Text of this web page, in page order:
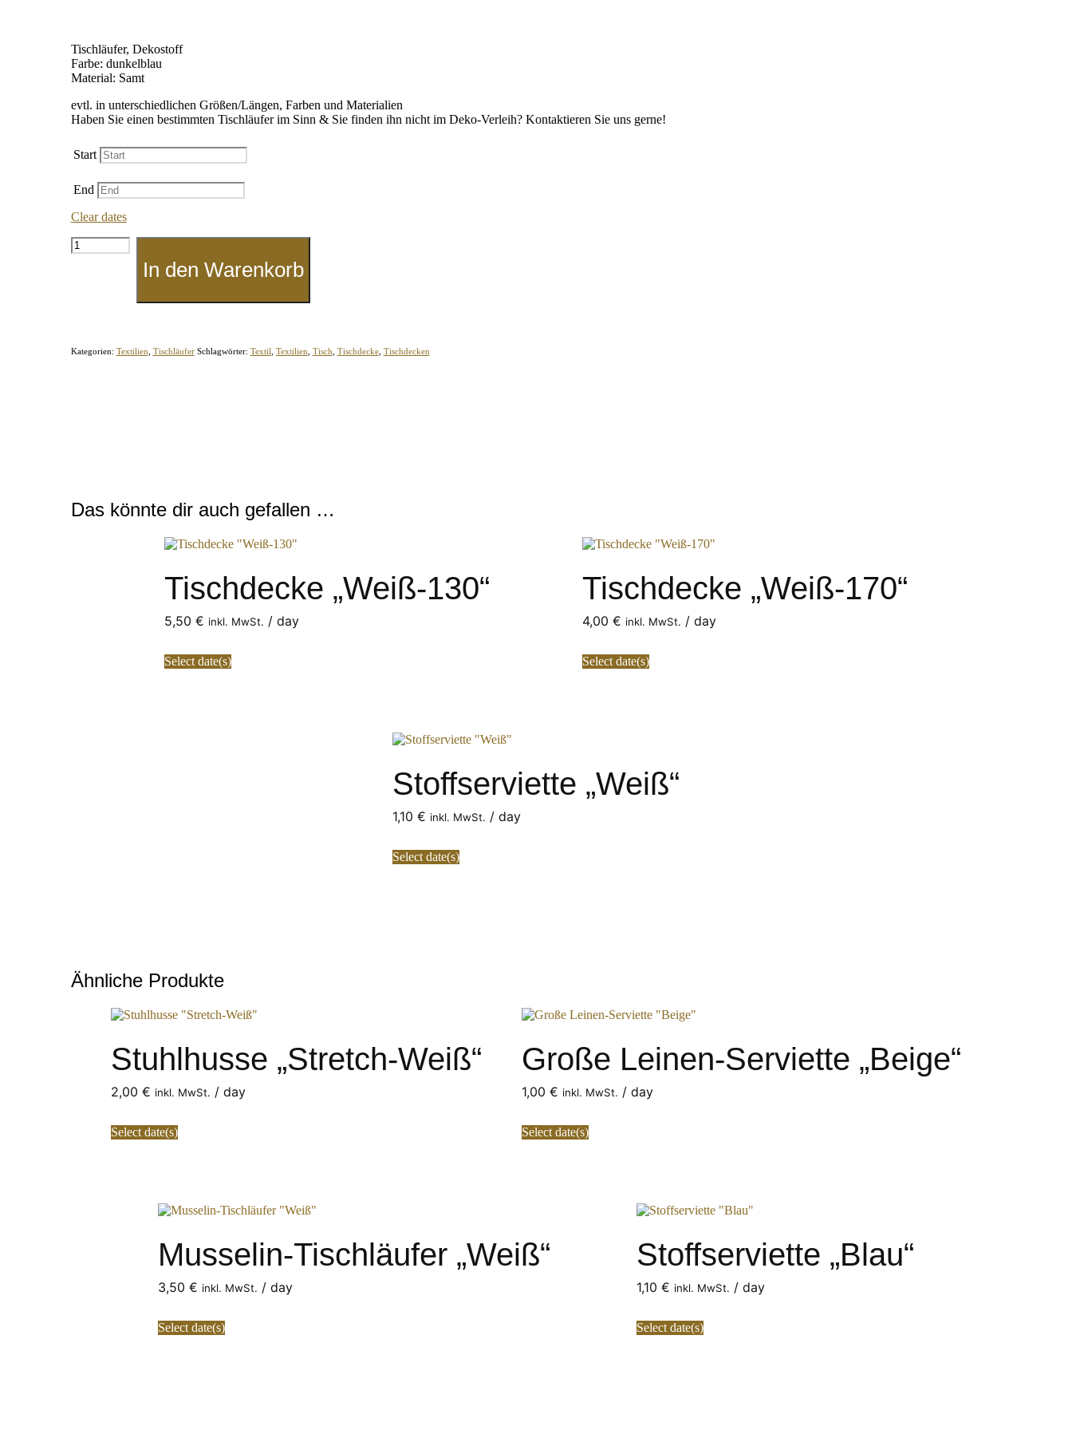
Tischläufer, Dekostoff
Farbe: dunkelblau
Material: Samt
evtl. in unterschiedlichen Größen/Längen, Farben und Materialien
Haben Sie einen bestimmten Tischläufer im Sinn & Sie finden ihn nicht im Deko-Verleih? Kontaktieren Sie uns gerne!
Start
End
Clear dates
Tischläufer
"Dunkelblau"
In den Warenkorb
Kategorien: Textilien Tischläufer Schlagwörter: Textil Textilien Tisch Tischdecke, Tischdecken
Das könnte dir auch gefallen …
Tischdecke „Weiß-130“
5,50 € inkl. MwSt. / day
Select date(s)
Tischdecke „Weiß-170“
4,00€ inkl. MwSt. / day
Select date(s)
Stoffserviette „Weiß“
1,10 € inkl. MwSt. / day
Select date(s)
Ähnliche Produkte
Stuhlhusse „Stretch-Weiß“
2,00 € inkl. MwSt. / day
Select date(s)
Große Leinen-Serviette „Beige“
1,00€ inkl. MwSt. / day
Select date(s)
Musselin-Tischläufer „Weiß“
3,50 € inkl. MwSt. / day
Select date(s)
Stoffserviette „Blau“
1,10€ inkl. MwSt. / day
Select date(s)